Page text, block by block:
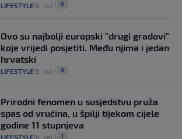
LIFESTYLE 6. kol. 0
Ovo su najbolji europski "drugi gradovi"
koje vrijedi posjetiti. Među njima i jedan
hrvatski
LIFESTYLE 6. kol. 0
Prirodni fenomen u susjedstvu pruža
spas od vrućina, u špilji tijekom cijele
godine 11 stupnjeva
LIFESTYLE 6. kol. 1